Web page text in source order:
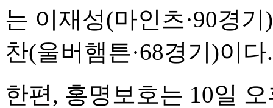
는 이재성(마인츠·90경
찬(울버햄튼·68경기)이다.
한편, 홍명보호는 10일